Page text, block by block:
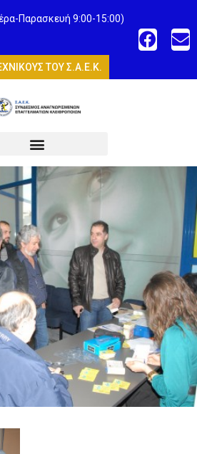
Παρασκευή 9:00-15:00)
ΤΟΥ Σ.Α.Ε.Κ.